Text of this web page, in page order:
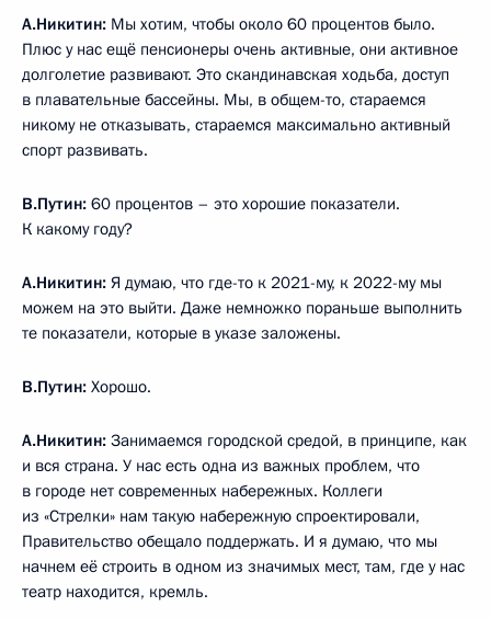
А.Никитин: Мы хотим, чтобы около 60 процентов было.
Плюс у нас ещё пенсионеры очень активные, они активное
долголетие развивают. Это скандинавская ходьба, доступ
в плавательные бассейны. Мы, в общем-то, стараемся
никому не отказывать, стараемся максимально активный
спорт развивать.
В.Путин: 60 процентов – это хорошие показатели.
К какому году?
А.Никитин: Я думаю, что где-то к 2021-му, к 2022-му мы
можем на это выйти. Даже немножко пораньше выполнить
те показатели, которые в указе заложены.
В.Путин: Хорошо.
А.Никитин: Занимаемся городской средой, в принципе, как
и вся страна. У нас есть одна из важных проблем, что
в городе нет современных набережных. Коллеги
из «Стрелки» нам такую набережную спроектировали,
Правительство обещало поддержать. И я думаю, что мы
начнем её строить в одном из значимых мест, там, где у нас
театр находится, кремль.